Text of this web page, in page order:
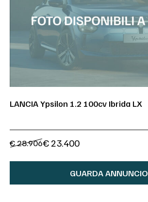
LANCIA Ypsilon 1.2 100cv Ibrida LX
€ 28.906€ 23.400
GUARDA ANNUNCIO